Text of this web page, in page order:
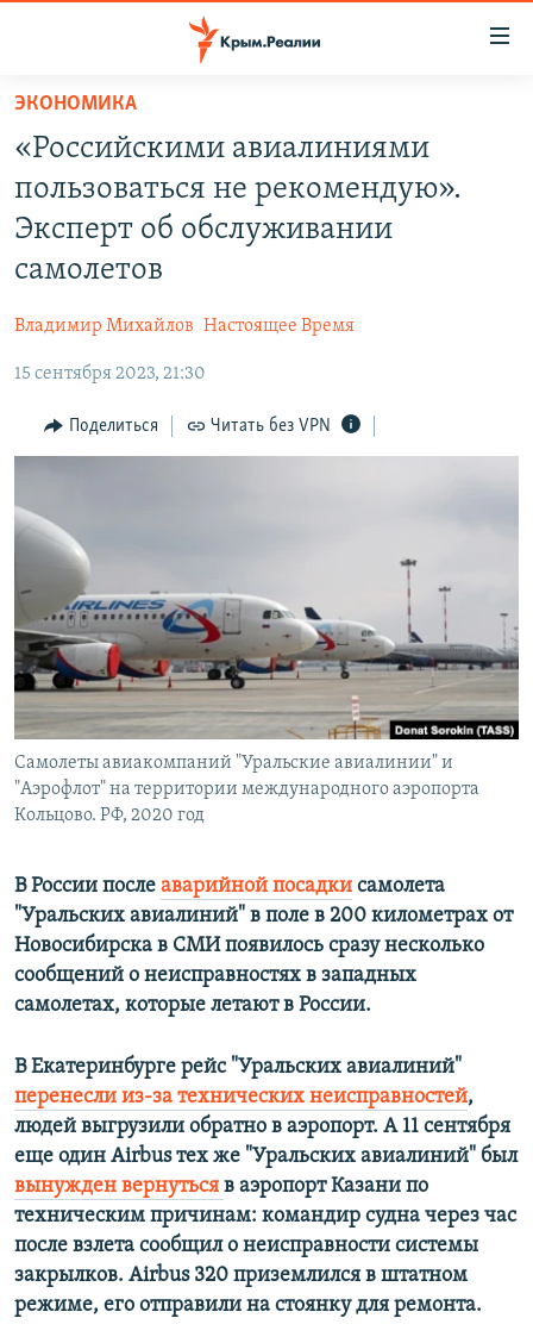
Вернуться
основному
содержанию
Вернутся
главной
Вернутся
ВОДА
ИНТЕРАКТИВ
ИНФОГРАФИКА
ТЕЛЕПРОЕКТ КРЫМ.РЕАЛИИ
ПОБЕДИТЕЛЕЙ НЕ СУДЯТ?
КРЫМ.НЕПОКОРЕННЫЙ
ELIFBE
УКРАИНСКАЯ ПРОБЛЕМА КРЫМА
РАДІО СВОБОДА
КАК ОБОЙТИ БЛОКИРОВКУ
ПРИСОЕДИНЯЙТЕСЬ!
Все сайты RFE/RL
ЭКОНОМИКА
«Российскими авиалиниями
пользоваться не рекомендую».
Эксперт об обслуживании
самолетов
Владимир Михайлов Настоящее Время
15 сентября 2023, 21:30
Поделиться Читать без VPN
Самолеты авиакомпаний "Уральские авиалинии" и
"Аэрофлот" на территории международного аэропорта
Кольцово. РФ, 2020 год
В России после аварийной посадки самолета
"Уральских авиалиний" в поле в 200 километрах от
Новосибирска в СМИ появилось сразу несколько
сообщений о неисправностях в западных
самолетах, которые летают в России.
В Екатеринбурге рейс "Уральских авиалиний"
перенесли из-за технических неисправностей,
людей выгрузили обратно в аэропорт. А 11 сентября
еще один Airbus тех же "Уральских авиалиний" был
вынужден вернуться в аэропорт Казани по
техническим причинам: командир судна через час
после взлета сообщил о неисправности системы
закрылков. Airbus 320 приземлился в штатном
режиме, его отправили на стоянку для ремонта.